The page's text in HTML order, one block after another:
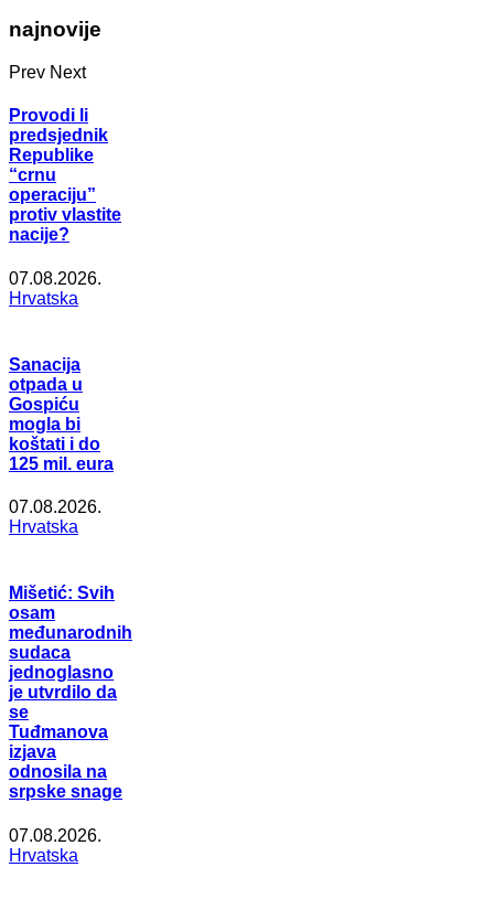
najnovije
Prev Next
Provodi li
predsjednik
Republike
“crnu
operaciju”
protiv vlastite
nacije?
07.08.2026.
Hrvatska
Sanacija
otpada u
Gospiću
mogla bi
koštati i do
125 mil. eura
07.08.2026.
Hrvatska
Mišetić: Svih
osam
međunarodnih
sudaca
jednoglasno
je utvrdilo da
se
Tuđmanova
izjava
odnosila na
srpske snage
07.08.2026.
Hrvatska